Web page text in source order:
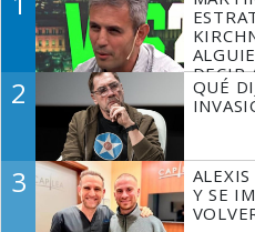
DECIR
TIENE
2
QUÉ
3
Y SE